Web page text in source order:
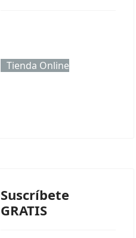
Tienda Online
Suscríbete
GRATIS